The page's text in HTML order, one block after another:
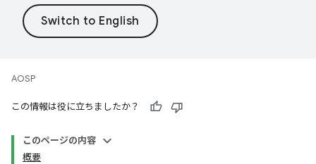
AOSP
この情報は役に立ちましたか？
このページの内容
概要